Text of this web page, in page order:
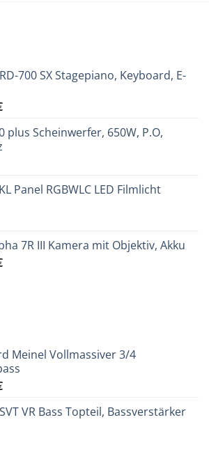
700 SX Stagepiano, Keyboard, E-
plus Scheinwerfer, 650W, P.O,
Panel RGBWLC LED Filmlicht
7R III Kamera mit Objektiv, Akku
Meinel Vollmassiver 3/4
VR Bass Topteil, Bassverstärker